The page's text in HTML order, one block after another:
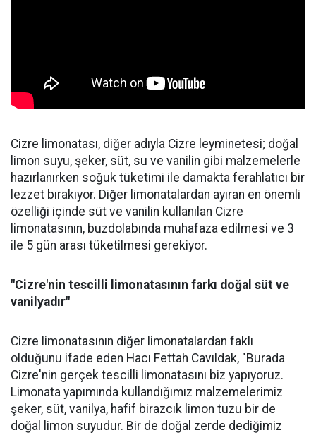
Cizre limonatası, diğer adıyla Cizre leyminetesi; doğal
limon suyu, şeker, süt, su ve vanilin gibi malzemelerle
hazırlanırken soğuk tüketimi ile damakta ferahlatıcı bir
lezzet bırakıyor. Diğer limonatalardan ayıran en önemli
özelliği içinde süt ve vanilin kullanılan Cizre
limonatasının, buzdolabında muhafaza edilmesi ve 3
ile 5 gün arası tüketilmesi gerekiyor.
"Cizre'nin tescilli limonatasının farkı doğal süt ve
vanilyadır"
Cizre limonatasının diğer limonatalardan faklı
olduğunu ifade eden Hacı Fettah Cavıldak, "Burada
Cizre'nin gerçek tescilli limonatasını biz yapıyoruz.
Limonata yapımında kullandığımız malzemelerimiz
şeker, süt, vanilya, hafif birazcık limon tuzu bir de
doğal limon suyudur. Bir de doğal zerde dediğimiz